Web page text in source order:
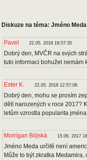
Diskuze na téma: Jméno Meda
Pavel 22.05. 2018 19:57:35
Dobrý den, MVČR na svých
tuto informaci bohužel nemám
Ester K. 22.05. 2018 12:57:06
Dobrý den, mohu se prosím
dětí narozených v roce 2017?
letům vzrostla popularita
Morrígan Bójská 15.06. 2017
Jméno Meda určitě není
Může to být zkratka